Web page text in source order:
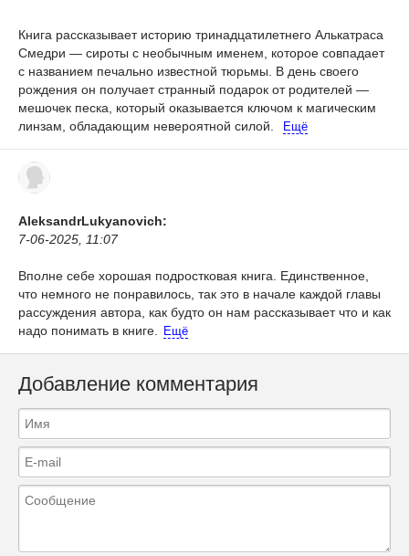
Книга рассказывает историю тринадцатилетнего Алькатраса
Смедри — сироты с необычным именем, которое совпадает
с названием печально известной тюрьмы. В день своего
рождения он получает странный подарок от родителей —
мешочек песка, который оказывается ключом к магическим
линзам, обладающим невероятной силой.
Ещё
AleksandrLukyanovich:
7-06-2025, 11:07
Вполне себе хорошая подростковая книга. Единственное,
что немного не понравилось, так это в начале каждой главы
рассуждения автора, как будто он нам рассказывает что и как
надо понимать в книге.
Ещё
Добавление комментария